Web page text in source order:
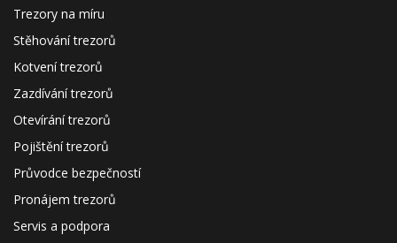
Trezory na míru
Stěhování trezorů
Kotvení trezorů
Zazdívání trezorů
Otevírání trezorů
Pojištění trezorů
Průvodce bezpečností
Pronájem trezorů
Servis a podpora